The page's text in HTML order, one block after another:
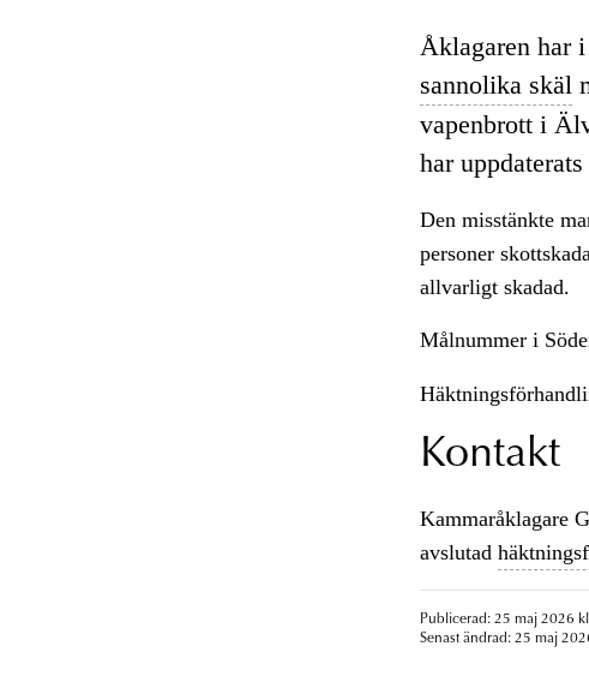
Åklagaren har
sannolika skäl
vapenbrott i
har
Den misstänkte
personer
allvarligt skadad.
Målnummer i
Kontakt
Kammaråklagare
avslutad
Publicerad: 25 maj 2026
Senast ändrad: 25 maj